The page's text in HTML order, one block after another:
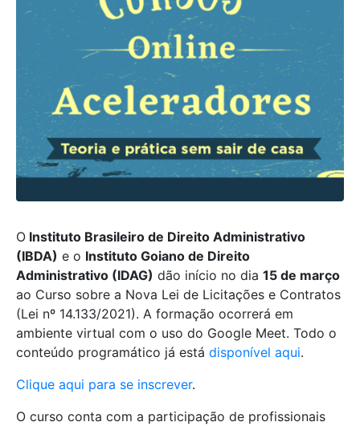
O Instituto Brasileiro de Direito Administrativo
(IBDA) e o Instituto Goiano de Direito
Administrativo (IDAG) dão início no dia 15 de março
ao Curso sobre a Nova Lei de Licitações e Contratos
(Lei nº 14.133/2021). A formação ocorrerá em
ambiente virtual com o uso do Google Meet. Todo o
conteúdo programático já está disponível aqui.
Clique aqui para se inscrever.
O curso conta com a participação de profissionais